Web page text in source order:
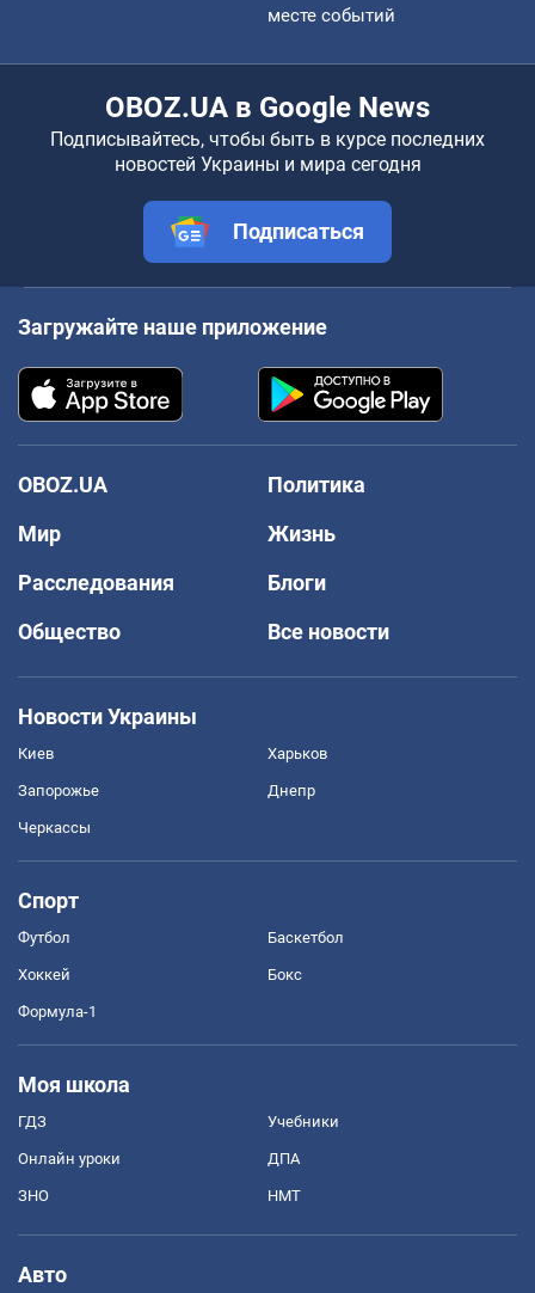
месте событий
OBOZ.UA в Google News
Подписывайтесь, чтобы быть в курсе последних
новостей Украины и мира сегодня
Подписаться
Загружайте наше приложение
OBOZ.UA
Политика
Мир
Жизнь
Расследования
Блоги
Общество
Все новости
Новости Украины
Киев Харьков
Запорожье Днепр
Черкассы
Спорт
Футбол Баскетбол
Хоккей Бокс
Формула-1
Моя школа
ГДЗ Учебники
Онлайн уроки ДПА
ЗНО НМТ
Авто